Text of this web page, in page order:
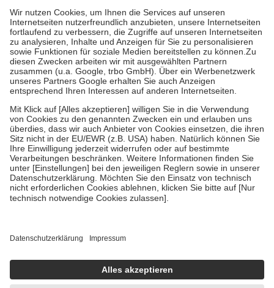
höchstens zehn Euro.
Es sind jedoch nie mehr als die tatsächlichen
Kosten der Leistung zu entrichten.
Diese Regeln gelten grundsätzlich auch für Online-Apotheken.
Bei Heilmitteln und häuslicher Krankenpflege beträgt die
Zuzahlung zehn Prozent der Kosten sowie zehn Euro je
Verordnung.
Um das Engagement der Versicherten für ihre eigene Gesundheit zu
stärken und die besondere Stellung der Familie zu unterstützen,
fallenkeine Zuzahlungenan bei:
• Kindern und Jugendlichen bis zum vollendeten 18. Lebensjahr
mit Ausnahme der Fahrkosten
• Untersuchungen zur Vorsorge und Früherkennung, die von der
GKV getragen werden
• empfohlenen Schutzimpfungen
• Harn- und Blutteststreifen
getroffen, um sicherzustellen, dass es sich um echte Bewertungen
https://help.etrusted.com/hc/de/articles/4419944605341
Einige Bilder und Inhalte wurden unter Zuhilfenahme künstlicher